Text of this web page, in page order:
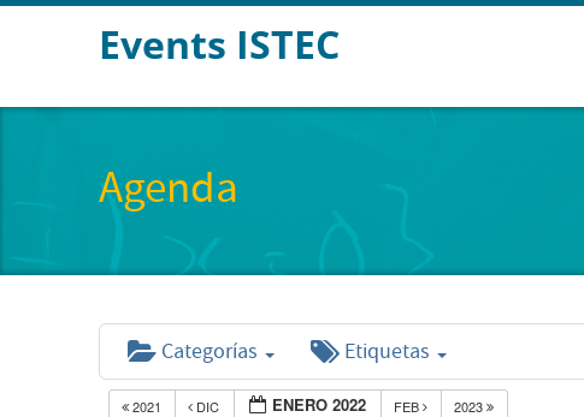
Events ISTEC
Agenda
Categorías Etiquetas
2021 DIC ENERO 2022 FEB 2023